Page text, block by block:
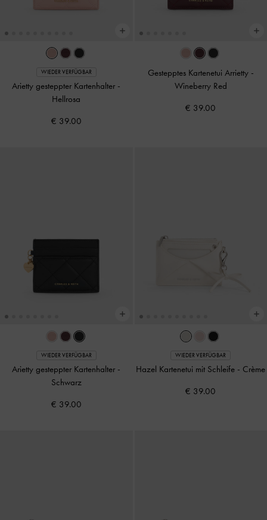
WIEDER VERFÜGBAR
Arietty gesteppter Kartenhalter -
Hellrosa
€ 39.00
Gestepptes Kartenetui Arrietty -
Wineberry Red
€ 39.00
WIEDER VERFÜGBAR
Arietty gesteppter Kartenhalter -
Schwarz
€ 39.00
WIEDER VERFÜGBAR
Hazel Kartenetui mit Schleife - Crème
€ 39.00